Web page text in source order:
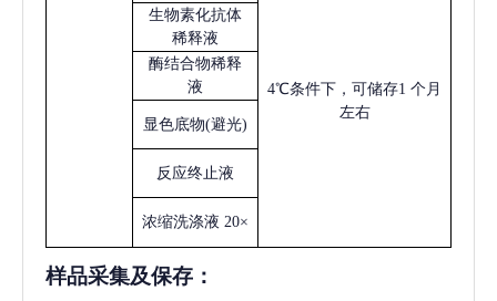
4℃条件下，可储存1 个月
左右
生物素化抗体
稀释液
酶结合物稀释
液
显色底物(避光)
反应终止液
浓缩洗涤液 20×
样品采集及保存 ：